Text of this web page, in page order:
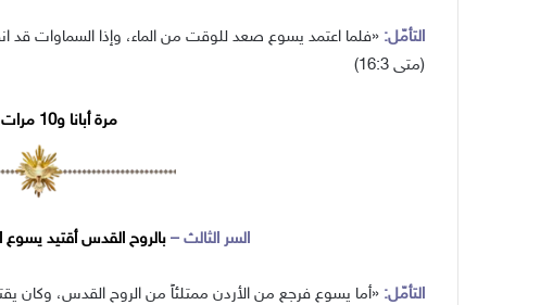
التأمّل: «فلما اعتمد يسوع صعد للوقت من الماء، وإذا السماوات قد
(متى 16:3)
مرة أبانا و10 مرات المجد
السر الثالث – بالروح القدس أقتيد يسوع
التأمّل: «أما يسوع فرجع من الأردن ممتلئاً من الروح القدس، وكان